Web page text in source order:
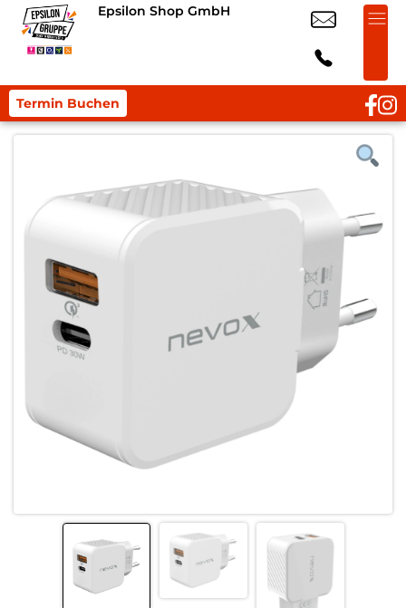
Epsilon Shop GmbH
Termin Buchen